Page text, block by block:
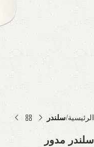
الرئيسية سلندر
سلندر مدور